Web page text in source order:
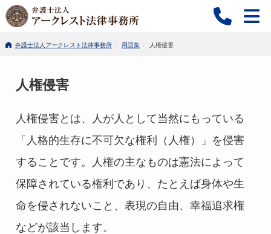
弁護士法人アークレスト法律事務所 用語集 人権侵害
人権侵害
人権侵害とは、人が人として当然にもっている
「人格的生存に不可欠な権利（人権）」を侵害
することです。人権の主なものは憲法によって
保障されている権利であり、たとえば身体や生
命を侵されないこと、表現の自由、幸福追求権
などが該当します。